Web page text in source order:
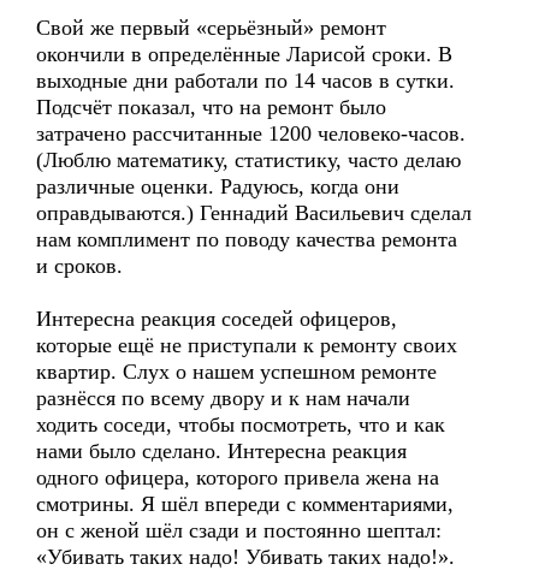
Свой же первый «серьёзный» ремонт
окончили в определённые Ларисой сроки. В
выходные дни работали по 14 часов в сутки.
Подсчёт показал, что на ремонт было
затрачено рассчитанные 1200 человеко-часов.
(Люблю математику, статистику, часто делаю
различные оценки. Радуюсь, когда они
оправдываются.) Геннадий Васильевич сделал
нам комплимент по поводу качества ремонта
и сроков.
Интересна реакция соседей офицеров,
которые ещё не приступали к ремонту своих
квартир. Слух о нашем успешном ремонте
разнёсся по всему двору и к нам начали
ходить соседи, чтобы посмотреть, что и как
нами было сделано. Интересна реакция
одного офицера, которого привела жена на
смотрины. Я шёл впереди с комментариями,
он с женой шёл сзади и постоянно шептал:
«Убивать таких надо! Убивать таких надо!».